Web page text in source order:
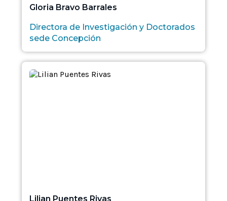
Gloria Bravo Barrales
Directora de Investigación y Doctorados
sede Concepción
Lilian Puentes Rivas